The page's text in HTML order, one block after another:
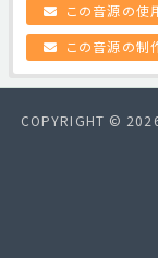
この音源の使
この音源の制
COPYRIGHT ©